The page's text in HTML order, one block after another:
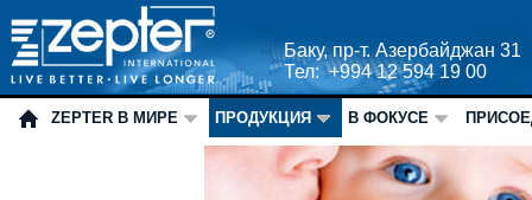
Баку, пр-т. Азербайджан 31
Тел: +994 12 594 19 00
ZEPTER В МИРЕ ПРОДУКЦИЯ В ФОКУСЕ